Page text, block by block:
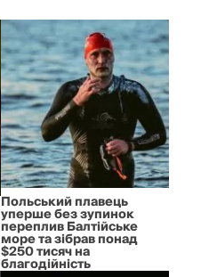
Польський плавець
уперше без зупинок
переплив Балтійське
море та зібрав понад
$250 тисяч на
благодійність